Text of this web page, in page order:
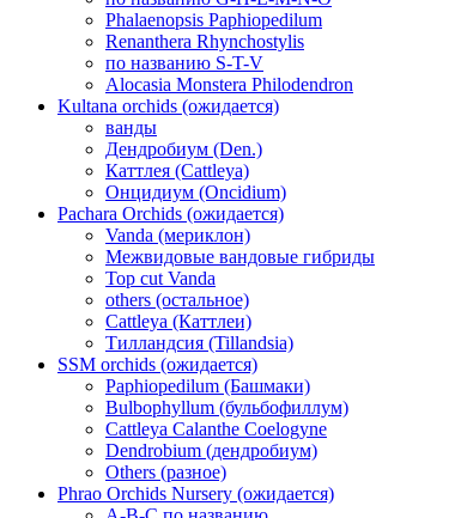
Phalaenopsis Paphiopedilum
Renanthera Rhynchostylis
по названию S-T-V
Alocasia Monstera Philodendron
Kultana orchids (ожидается)
ванды
Дендробиум (Den.)
Каттлея (Cattleya)
Онцидиум (Oncidium)
Pachara Orchids (ожидается)
Vanda (мериклон)
Межвидовые вандовые гибриды
Top cut Vanda
others (остальное)
Cattleya (Каттлеи)
Тилландсия (Tillandsia)
SSM orchids (ожидается)
Paphiopedilum (Башмаки)
Bulbophyllum (бульбофиллум)
Cattleya Calanthe Coelogyne
Dendrobium (дендробиум)
Others (разное)
Phrao Orchids Nursery (ожидается)